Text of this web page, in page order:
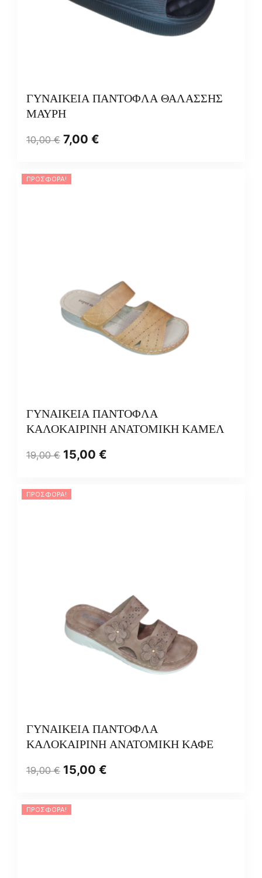
ΓΥΝΑΙΚΕΙΑ ΠΑΝΤΟΦΛΑ ΘΑΛΑΣΣΗΣ
ΜΑΥΡΗ
10,00€ 7,00 €
ΠΡΟΣΦΟΡΆ!
ΓΥΝΑΙΚΕΙΑ ΠΑΝΤΟΦΛΑ
ΚΑΛΟΚΑΙΡΙΝΗ ΑΝΑΤΟΜΙΚΗ ΚΑΜΕΛ
19,00€ 15,00 €
ΠΡΟΣΦΟΡΆ!
ΓΥΝΑΙΚΕΙΑ ΠΑΝΤΟΦΛΑ
ΚΑΛΟΚΑΙΡΙΝΗ ΑΝΑΤΟΜΙΚΗ ΚΑΦΕ
19,00€ 15,00 €
ΠΡΟΣΦΟΡΆ!